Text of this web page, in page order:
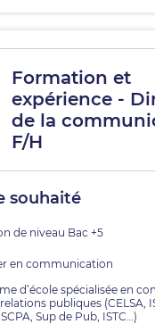
Formation et
expérience -
de la
F/H
souhaité
de niveau Bac +5
en communication
d’école spécialisée en
publiques (CELSA,
Sup de Pub, ISTC…)